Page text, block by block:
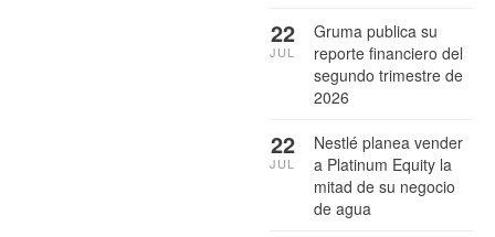
Gruma publica su
reporte financiero del
segundo trimestre de
2026
22
JUL
Nestlé planea vender
a Platinum Equity la
mitad de su negocio
de agua
22
JUL